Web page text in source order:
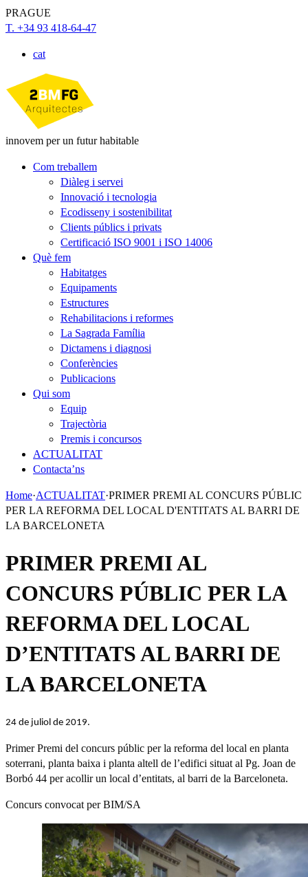
PRAGUE
T. +34 93 418-64-47
cat
innovem per un futur habitable
Com treballem
Diàleg i servei
Innovació i tecnologia
Ecodisseny i sostenibilitat
Clients públics i privats
Certificació ISO 9001 i ISO 14006
Què fem
Habitatges
Equipaments
Estructures
Rehabilitacions i reformes
La Sagrada Família
Dictamens i diagnosi
Conferències
Publicacions
Qui som
Equip
Trajectòria
Premis i concursos
ACTUALITAT
Contacta’ns
Home·ACTUALITAT·PRIMER PREMI AL CONCURS PÚBLIC
PER LA REFORMA DEL LOCAL D'ENTITATS AL BARRI DE
LA BARCELONETA
PRIMER PREMI AL
CONCURS PÚBLIC PER LA
REFORMA DEL LOCAL
D’ENTITATS AL BARRI DE
LA BARCELONETA
24 de juliol de 2019.
Primer Premi del concurs públic per la reforma del local en planta
soterrani, planta baixa i planta altell de l’edifici situat al Pg. Joan de
Borbó 44 per acollir un local d’entitats, al barri de la Barceloneta.
Concurs convocat per BIM/SA